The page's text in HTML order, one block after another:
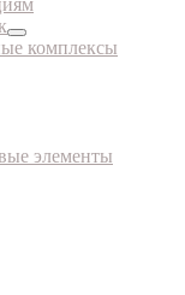
комплексы
элементы